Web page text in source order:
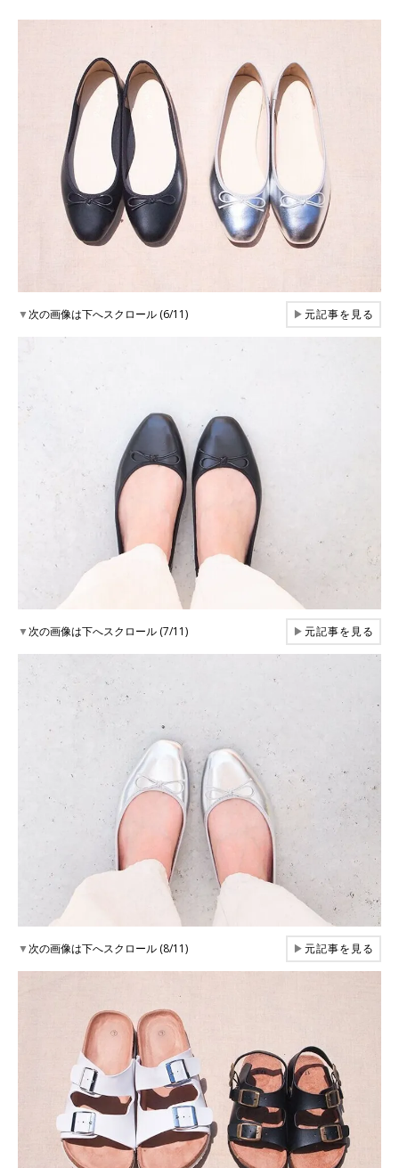
▼次の画像は下へスクロール (6/11) ▶元記事を見る
▼次の画像は下へスクロール (7/11) ▶元記事を見る
▼次の画像は下へスクロール (8/11) ▶元記事を見る